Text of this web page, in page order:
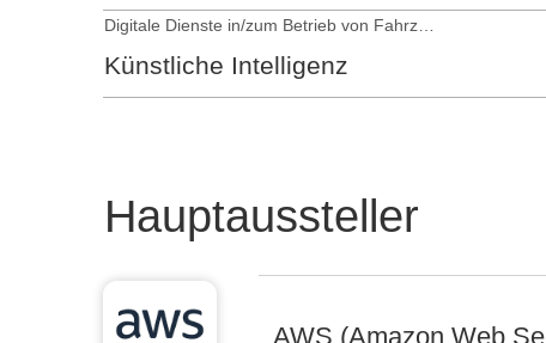
Künstliche Intelligenz
Hauptaussteller
AWS (Amazon Web